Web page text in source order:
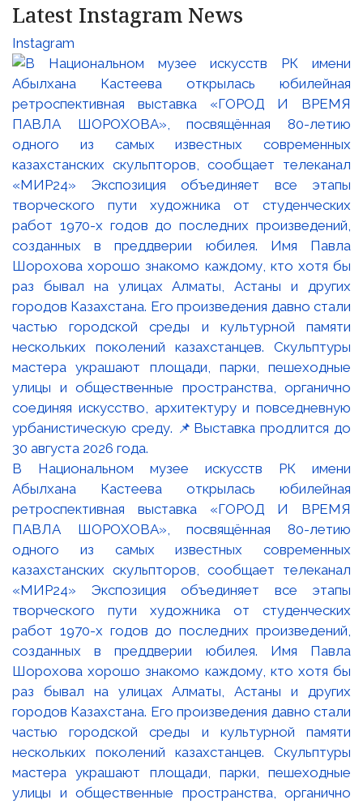
Latest Instagram News
Instagram
В Национальном музее искусств РК имени
Абылхана Кастеева открылась юбилейная
ретроспективная выставка «ГОРОД И ВРЕМЯ
ПАВЛА ШОРОХОВА», посвящённая 80-летию
одного из самых известных современных
казахстанских скульпторов, сообщает телеканал
«МИР24» Экспозиция объединяет все этапы
творческого пути художника от студенческих
работ 1970-х годов до последних произведений,
созданных в преддверии юбилея. Имя Павла
Шорохова хорошо знакомо каждому, кто хотя бы
раз бывал на улицах Алматы, Астаны и других
городов Казахстана. Его произведения давно стали
частью городской среды и культурной памяти
нескольких поколений казахстанцев. Скульптуры
мастера украшают площади, парки, пешеходные
улицы и общественные пространства, органично